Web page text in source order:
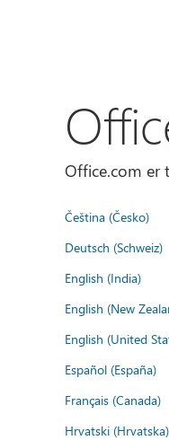
Office.com er
Čeština (Česko)
Deutsch (Schweiz)
English (India)
English (New
English (United
Español (España)
Français (Canada)
Hrvatski (Hrvatska)